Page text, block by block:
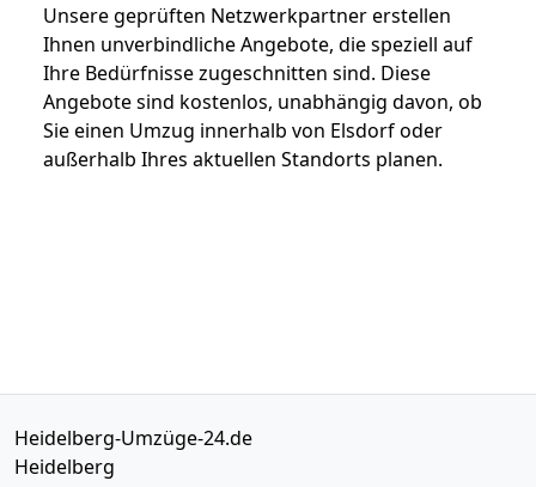
Unsere geprüften Netzwerkpartner erstellen
Ihnen unverbindliche Angebote, die speziell auf
Ihre Bedürfnisse zugeschnitten sind. Diese
Angebote sind kostenlos, unabhängig davon, ob
Sie einen Umzug innerhalb von Elsdorf oder
außerhalb Ihres aktuellen Standorts planen.
Heidelberg-Umzüge-24.de
Heidelberg